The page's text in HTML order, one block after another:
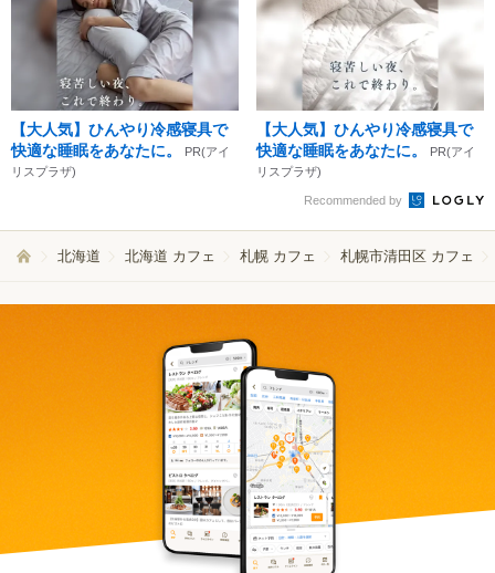
【大人気】ひんやり冷感寝具で
快適な睡眠をあなたに。
PR(アイ
リスプラザ)
【大人気】ひんやり冷感寝具で
快適な睡眠をあなたに。
PR(アイ
リスプラザ)
Recommended by
北海道 北海道 カフェ 札幌 カフェ 札幌市清田区 カフェ